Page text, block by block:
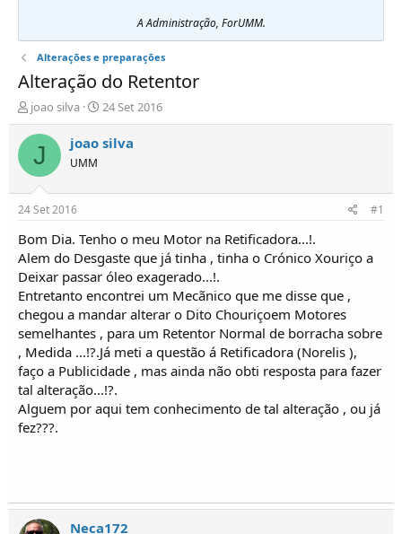
A Administração, ForUMM.
Alterações e preparações
Alteração do Retentor
I
n
i
i
d
o
r
e
T
ó
p
i
c
s
joao silva
D
a
t
í
i
o
24 Set 2016
J joao silva
UMM
24 Set 2016 #1
Bom Dia. Tenho o meu Motor na Retificadora...!.
Alem do Desgaste que já tinha , tinha o Crónico Xouriço a
Deixar passar óleo exagerado...!.
Entretanto encontrei um Mecãnico que me disse que ,
chegou a mandar alterar o Dito Chouriçoem Motores
semelhantes , para um Retentor Normal de borracha sobre
, Medida ...!?.Já meti a questão á Retificadora (Norelis ),
faço a Publicidade , mas ainda não obti resposta para fazer
tal alteração...!?.
Alguem por aqui tem conhecimento de tal alteração , ou já
fez???.
Neca172